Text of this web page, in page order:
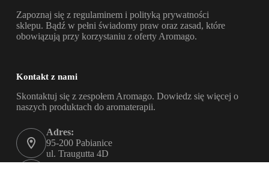
Zapoznaj się z regulaminem i polityką prywatności
sklepu. Bądź w pełni świadomy praw oraz zasad, które
obowiązują przy korzystaniu z oferty Aromago.
Kontakt z nami
Skontaktuj się z zespołem Aromago. Dowiedz się więcej o
naszych produktach do aromaterapii.
Adres:
95-200 Pabianice
ul. Traugutta 4D